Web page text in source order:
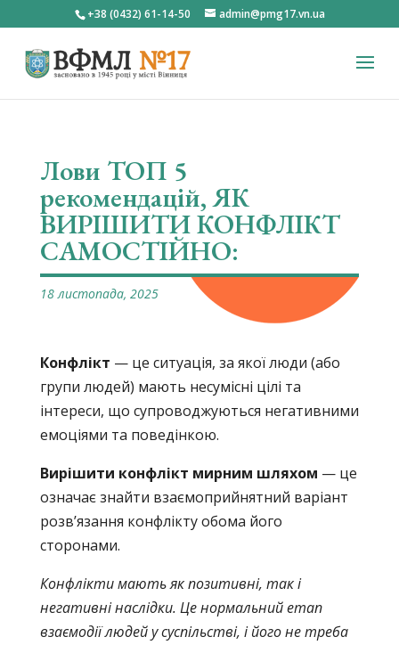
+38 (0432) 61-14-50 admin@pmg17.vn.ua
Лови ТОП 5
рекомендацій, ЯК
ВИРІШИТИ КОНФЛІКТ
САМОСТІЙНО:
18 листопада, 2025
Конфлікт — це ситуація, за якої люди (або
групи людей) мають несумісні цілі та
інтереси, що супроводжуються негативними
емоціями та поведінкою.
Вирішити конфлікт мирним шляхом — це
означає знайти взаємоприйнятний варіант
розв’язання конфлікту обома його
сторонами.
Конфлікти мають як позитивні, так і
негативні наслідки. Це нормальний етап
взаємодії людей у суспільстві, і його не треба